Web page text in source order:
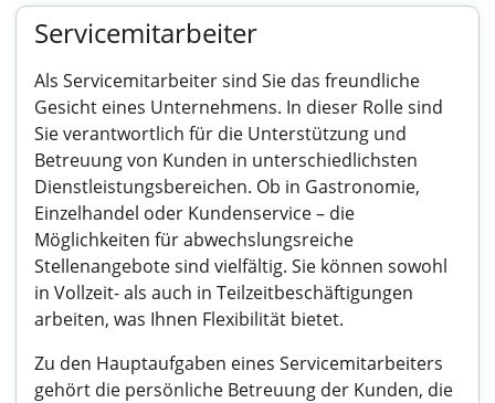
Servicemitarbeiter
Als Servicemitarbeiter sind Sie das freundliche
Gesicht eines Unternehmens. In dieser Rolle sind
Sie verantwortlich für die Unterstützung und
Betreuung von Kunden in unterschiedlichsten
Dienstleistungsbereichen. Ob in Gastronomie,
Einzelhandel oder Kundenservice – die
Möglichkeiten für abwechslungsreiche
Stellenangebote sind vielfältig. Sie können sowohl
in Vollzeit- als auch in Teilzeitbeschäftigungen
arbeiten, was Ihnen Flexibilität bietet.
Zu den Hauptaufgaben eines Servicemitarbeiters
gehört die persönliche Betreuung der Kunden, die